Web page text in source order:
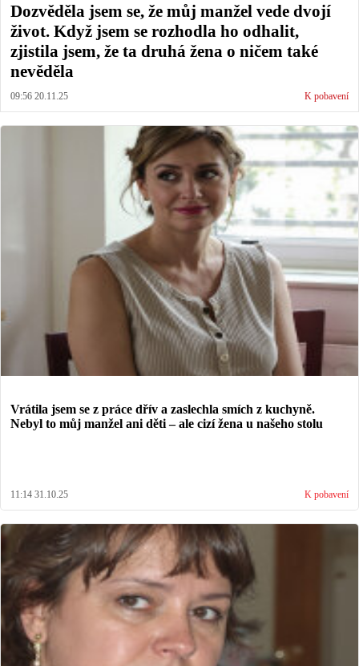
Dozvěděla jsem se, že můj manžel vede dvojí
život. Když jsem se rozhodla ho odhalit,
zjistila jsem, že ta druhá žena o ničem také
nevěděla
09:56 20.11.25 K pobavení
Vrátila jsem se z práce dřív a zaslechla smích z kuchyně.
Nebyl to můj manžel ani děti – ale cizí žena u našeho stolu
11:14 31.10.25 K pobavení